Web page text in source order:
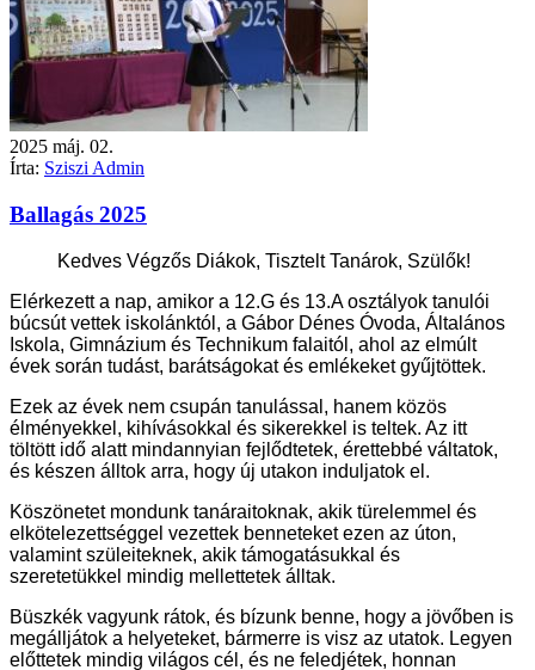
2025 máj. 02.
Írta: Sziszi Admin
Ballagás 2025
Kedves Végzős Diákok, Tisztelt Tanárok, Szülők!
Elérkezett a nap, amikor a 12.G és 13.A osztályok tanulói
búcsút vettek iskolánktól, a Gábor Dénes Óvoda, Általános
Iskola, Gimnázium és Technikum falaitól, ahol az elmúlt
évek során tudást, barátságokat és emlékeket gyűjtöttek.
Ezek az évek nem csupán tanulással, hanem közös
élményekkel, kihívásokkal és sikerekkel is teltek. Az itt
töltött idő alatt mindannyian fejlődtetek, érettebbé váltatok,
és készen álltok arra, hogy új utakon induljatok el.
Köszönetet mondunk tanáraitoknak, akik türelemmel és
elkötelezettséggel vezettek benneteket ezen az úton,
valamint szüleiteknek, akik támogatásukkal és
szeretetükkel mindig mellettetek álltak.
Büszkék vagyunk rátok, és bízunk benne, hogy a jövőben is
megálljátok a helyeteket, bármerre is visz az utatok. Legyen
előttetek mindig világos cél, és ne feledjétek, honnan